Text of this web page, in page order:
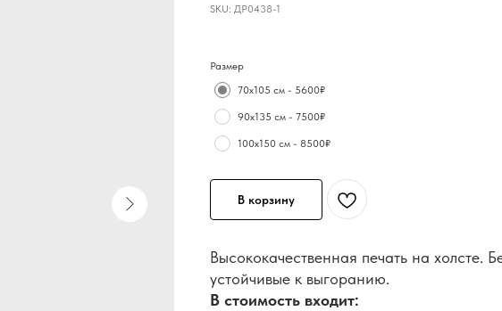
SKU: ДР0438-1
Размер
70х105 см - 5600₽
90х135 см - 7500₽
100х150 см - 8500₽
В корзину
Высококачественная печать на холсте.
устойчивые к выгоранию.
В стоимость входит: